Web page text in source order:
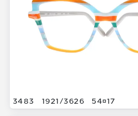
3483 1921/3626 5417